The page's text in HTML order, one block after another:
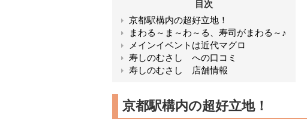
目次
京都駅構内の超好立地！
まわる～ま～わ～る、寿司がまわる～♪
メインイベントは近代マグロ
寿しのむさし への口コミ
寿しのむさし 店舗情報
京都駅構内の超好立地！